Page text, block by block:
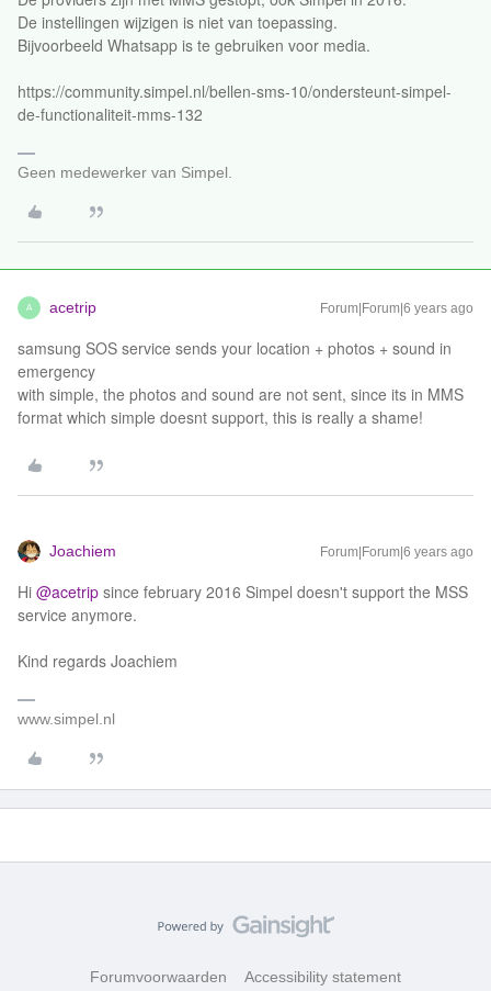
De instellingen wijzigen is niet van toepassing.
Bijvoorbeeld Whatsapp is te gebruiken voor media.
https://community.simpel.nl/bellen-sms-10/ondersteunt-simpel-
de-functionaliteit-mms-132
Geen medewerker van Simpel.
A acetrip Forum|Forum|6 years ago
samsung SOS service sends your location + photos + sound in
emergency
with simple, the photos and sound are not sent, since its in MMS
format which simple doesnt support, this is really a shame!
Joachiem Forum|Forum|6 years ago
Hi @acetrip since february 2016 Simpel doesn't support the MSS
service anymore.
Kind regards Joachiem
www.simpel.nl
Forumvoorwaarden Accessibility statement